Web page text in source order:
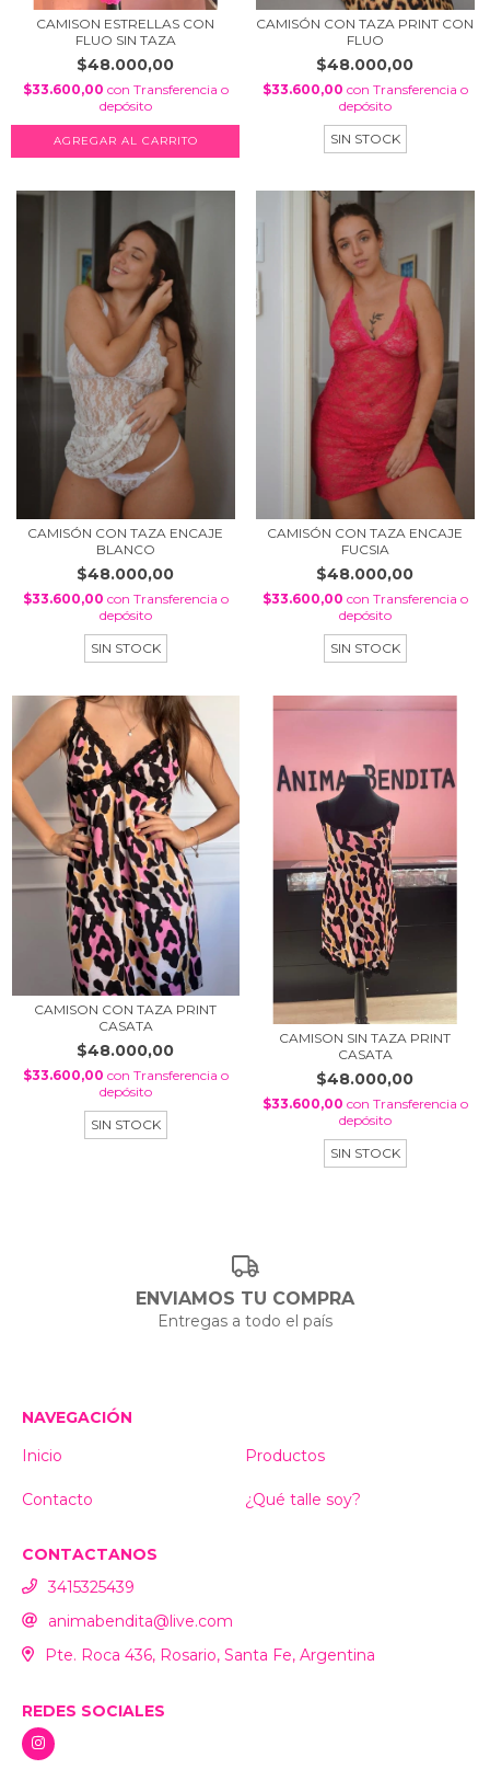
CAMISON ESTRELLAS CON
FLUO SIN TAZA
$48.000,00
$33.600,00 con Transferencia o
depósito
AGREGAR AL CARRITO
CAMISÓN CON TAZA PRINT CON
FLUO
$48.000,00
$33.600,00 con Transferencia o
depósito
SIN STOCK
CAMISÓN CON TAZA ENCAJE
BLANCO
$48.000,00
$33.600,00 con Transferencia o
depósito
SIN STOCK
CAMISÓN CON TAZA ENCAJE
FUCSIA
$48.000,00
$33.600,00 con Transferencia o
depósito
SIN STOCK
CAMISON CON TAZA PRINT
CASATA
$48.000,00
$33.600,00 con Transferencia o
depósito
SIN STOCK
CAMISON SIN TAZA PRINT
CASATA
$48.000,00
$33.600,00 con Transferencia o
depósito
SIN STOCK
ENVIAMOS TU COMPRA
Entregas a todo el país
NAVEGACIÓN
Inicio
Productos
Contacto ¿Qué talle soy?
CONTACTANOS
3415325439
animabendita@live.com
Pte. Roca 436, Rosario, Santa Fe, Argentina
REDES SOCIALES